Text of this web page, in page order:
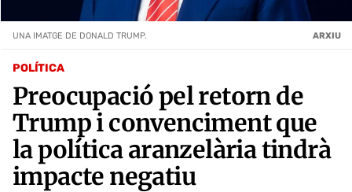
POLÍTICA
Preocupació pel retorn de
Trump i convenciment que
la política aranzelària tindrà
impacte negatiu
UNA IMATGE DE DONALD TRUMP. ARXIU